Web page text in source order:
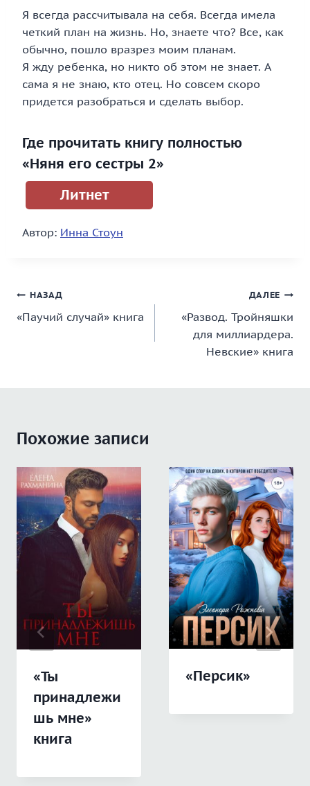
Я всегда рассчитывала на себя. Всегда имела
четкий план на жизнь. Но, знаете что? Все, как
обычно, пошло вразрез моим планам.
Я жду ребенка, но никто об этом не знает. А
сама я не знаю, кто отец. Но совсем скоро
придется разобраться и сделать выбор.
Где прочитать книгу полностью
«Няня его сестры 2»
Литнет
Автор: Инна Стоун
Навигация
по
НАЗАД
«Паучий случай» книга
ДАЛЕЕ
«Развод. Тройняшки
для миллиардера.
Невские» книга
Похожие записи
«Ты
принадлежи
шь мне»
книга
«Персик»